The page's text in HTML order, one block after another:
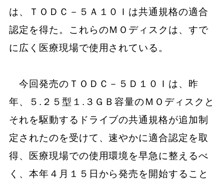
は、ＴＯＤＣ－５Ａ１０Ｉは共通規格の適合
認定を得た。これらのＭＯディスクは、すで
に広く医療現場で使用されている。
今回発売のＴＯＤＣ－５Ｄ１０Ｉは、昨
年、５.２５型１.３ＧＢ容量のＭＯディスクと
それを駆動するドライブの共通規格が追加制
定されたのを受けて、速やかに適合認定を取
得、医療現場での使用環境を早急に整えるべ
く、本年４月１５日から発売を開始すること